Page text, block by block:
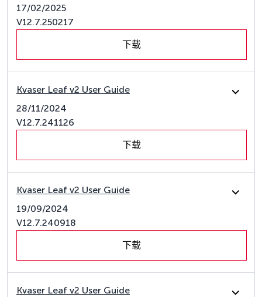
17/02/2025
V12.7.250217
下载
Kvaser Leaf v2 User Guide
28/11/2024
V12.7.241126
下载
Kvaser Leaf v2 User Guide
19/09/2024
V12.7.240918
下载
Kvaser Leaf v2 User Guide